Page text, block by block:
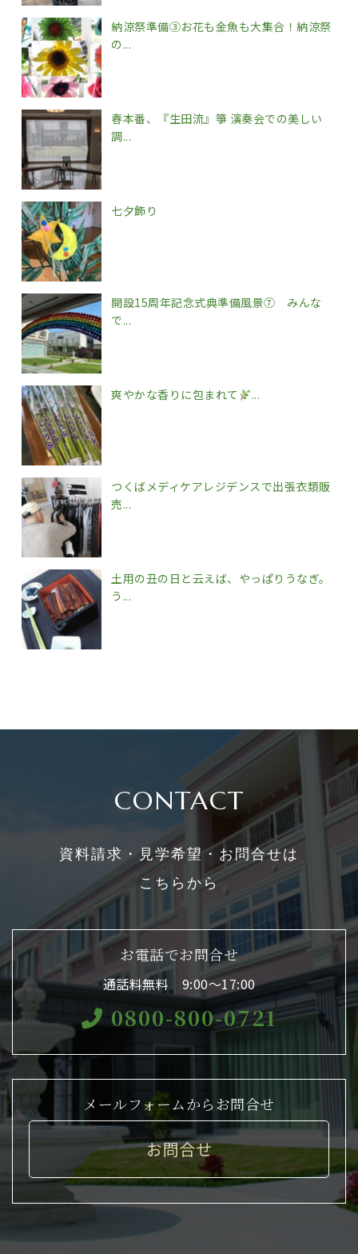
納涼祭準備③お花も金魚も大集合！納涼祭
の...
春本番、『生田流』箏 演奏会での美しい
調...
七夕飾り
開設15周年記念式典準備風景⑦ みんな
で...
爽やかな香りに包まれて ...
つくばメディケアレジデンスで出張衣類販
売...
土用の丑の日と云えば、やっぱりうなぎ。
う...
CONTACT
資料請求・見学希望・お問合せは
こちらから
お電話でお問合せ
通話料無料 9:00〜17:00
0800-800-0721
メールフォームからお問合せ
お問合せ